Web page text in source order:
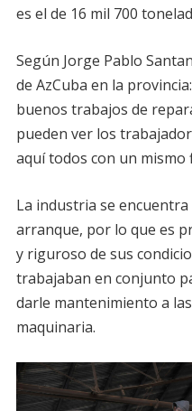
es el de 16 mil 700
Según Jorge Pablo
de AzCuba en la
buenos trabajos de
pueden ver los
aquí todos con un mismo
La industria se
arranque, por lo que es
y riguroso de sus
trabajaban en conjunto
darle mantenimiento a
maquinaria.